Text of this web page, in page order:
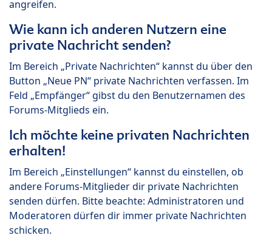
angreifen.
Wie kann ich anderen Nutzern eine
private Nachricht senden?
Im Bereich „Private Nachrichten“ kannst du über den
Button „Neue PN“ private Nachrichten verfassen. Im
Feld „Empfänger“ gibst du den Benutzernamen des
Forums-Mitglieds ein.
Ich möchte keine privaten Nachrichten
erhalten!
Im Bereich „Einstellungen“ kannst du einstellen, ob
andere Forums-Mitglieder dir private Nachrichten
senden dürfen. Bitte beachte: Administratoren und
Moderatoren dürfen dir immer private Nachrichten
schicken.